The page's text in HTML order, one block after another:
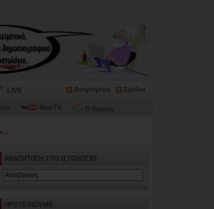
LIVE Αναρτήσεις Σχόλια
WebTV Ο Καιρός
ΑΝΑΖΗΤΗΣΗ ΣΤΟ ΙΣΤΟΛΟΓΙΟ
ΠΡΟΤΕΙΝΟΥΜΕ: